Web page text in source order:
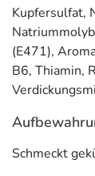
Kupfersulfat,
(E471),
B6, Thiamin,
Schmeckt